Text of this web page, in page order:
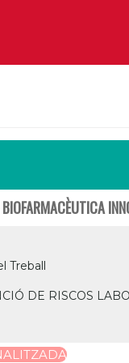
Treball
DE RISCOS